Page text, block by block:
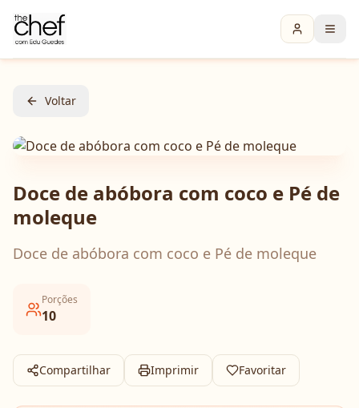
Voltar
Doce de abóbora com coco e Pé de
moleque
Doce de abóbora com coco e Pé de moleque
Porções
10
Compartilhar Imprimir Favoritar